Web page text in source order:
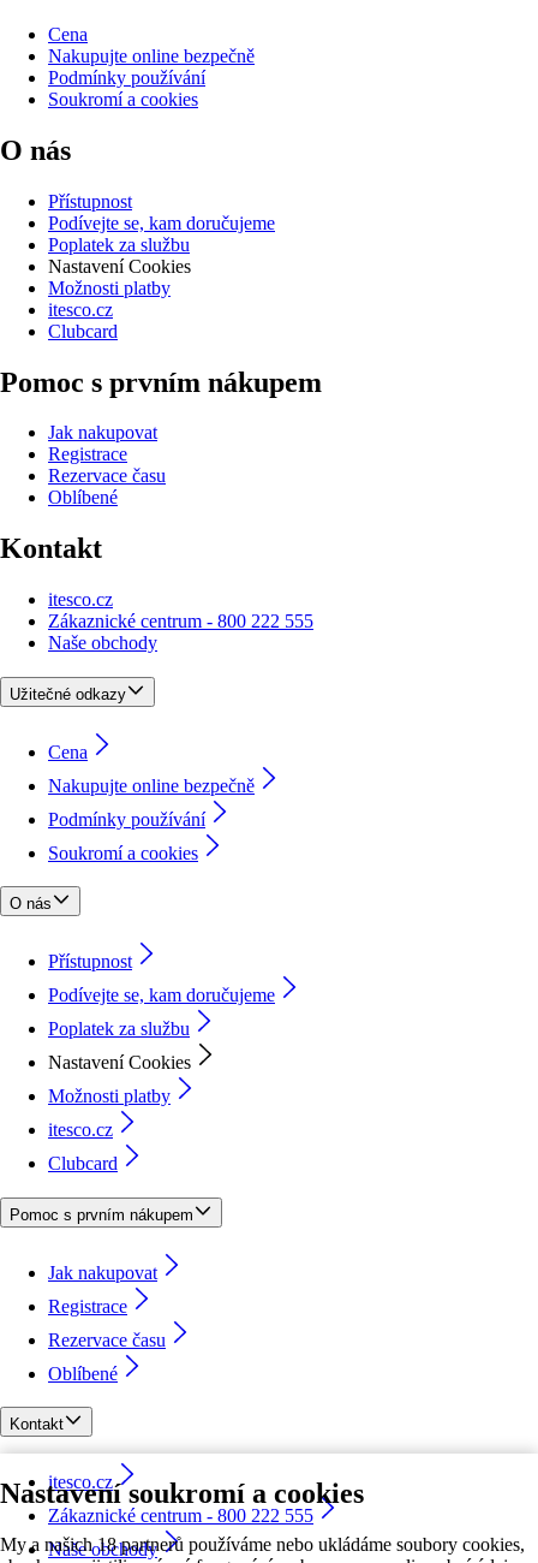
Nastavení soukromí a cookies
My a našich 18 partnerů používáme nebo ukládáme soubory cookies,
Cena
Nakupujte online bezpečně
Podmínky používání
Soukromí a cookies
O nás
Přístupnost
Podívejte se, kam doručujeme
Poplatek za službu
Nastavení Cookies
Možnosti platby
itesco.cz
Clubcard
Pomoc s prvním nákupem
Jak nakupovat
Registrace
Rezervace času
Oblíbené
Kontakt
itesco.cz
Zákaznické centrum - 800 222 555
Naše obchody
Užitečné odkazy
Cena
Nakupujte online bezpečně
Podmínky používání
Soukromí a cookies
O nás
Přístupnost
Podívejte se, kam doručujeme
Poplatek za službu
Nastavení Cookies
Možnosti platby
itesco.cz
Clubcard
Pomoc s prvním nákupem
Jak nakupovat
Registrace
Rezervace času
Oblíbené
Kontakt
itesco.cz
Zákaznické centrum - 800 222 555
Naše obchody